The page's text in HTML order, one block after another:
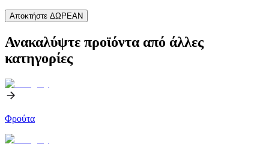
Αποκτήστε ΔΩΡΕΑΝ
Ανακαλύψτε προϊόντα από άλλες
κατηγορίες
Φρούτα